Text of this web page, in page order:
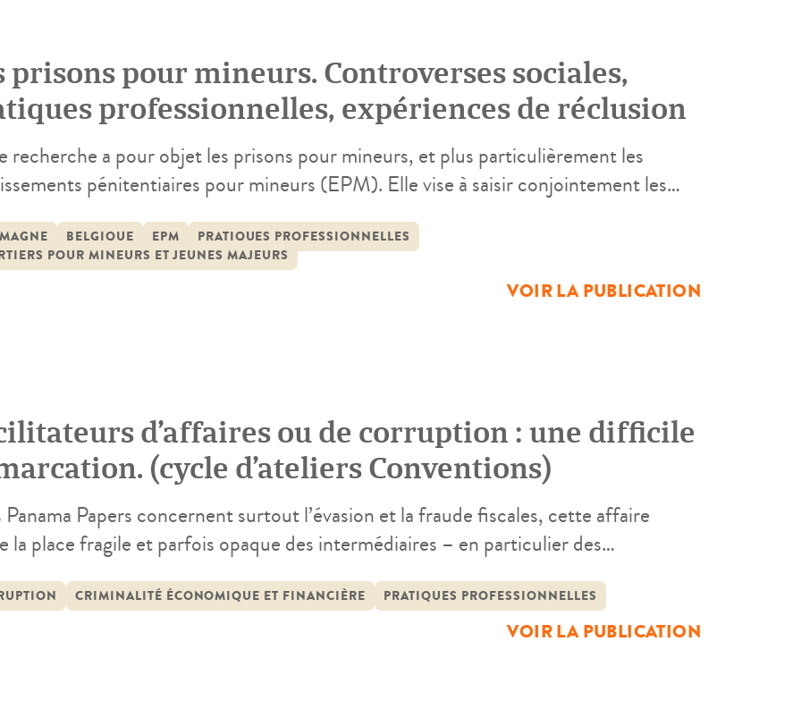
prisons pour mineurs. Controverses sociales,
professionnelles, expériences de réclusion
recherche a pour objet les prisons pour mineurs, et plus particulièrement les
pénitentiaires pour mineurs (EPM). Elle vise à saisir conjointement les
(avec leurs routines et leurs heurts), et les controverses publiques (avec
forts et leurs périodes creuses). Inspirée […]
BELGIQUE EPM
PRATIQUES PROFESSIONNELLES
POUR MINEURS ET JEUNES MAJEURS
VOIR LA PUBLICATION
d’affaires ou de corruption : une difficile
(cycle d’ateliers Conventions)
Panama Papers concernent surtout l’évasion et la fraude fiscales, cette affaire
la place fragile et parfois opaque des intermédiaires – en particulier des
Facilitateurs d’affaires ou de corruption (au sens large), la démarcation
CRIMINALITÉ ÉCONOMIQUE ET FINANCIÈRE PRATIQUES PROFESSIONNELLES
VOIR LA PUBLICATION